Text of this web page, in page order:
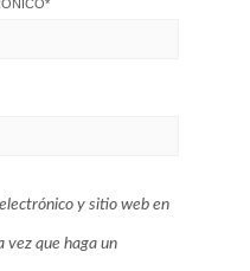
*
y sitio web en
vez que haga un